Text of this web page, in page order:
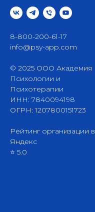
8-800-200-61-17
info@psy-app.com
© 2025 ООО Академия
Психологии и
Психотерапии
ИНН: 7840094198
ОГРН: 1207800151723
Рейтинг организации в
Яндекс
⭐ 5.0